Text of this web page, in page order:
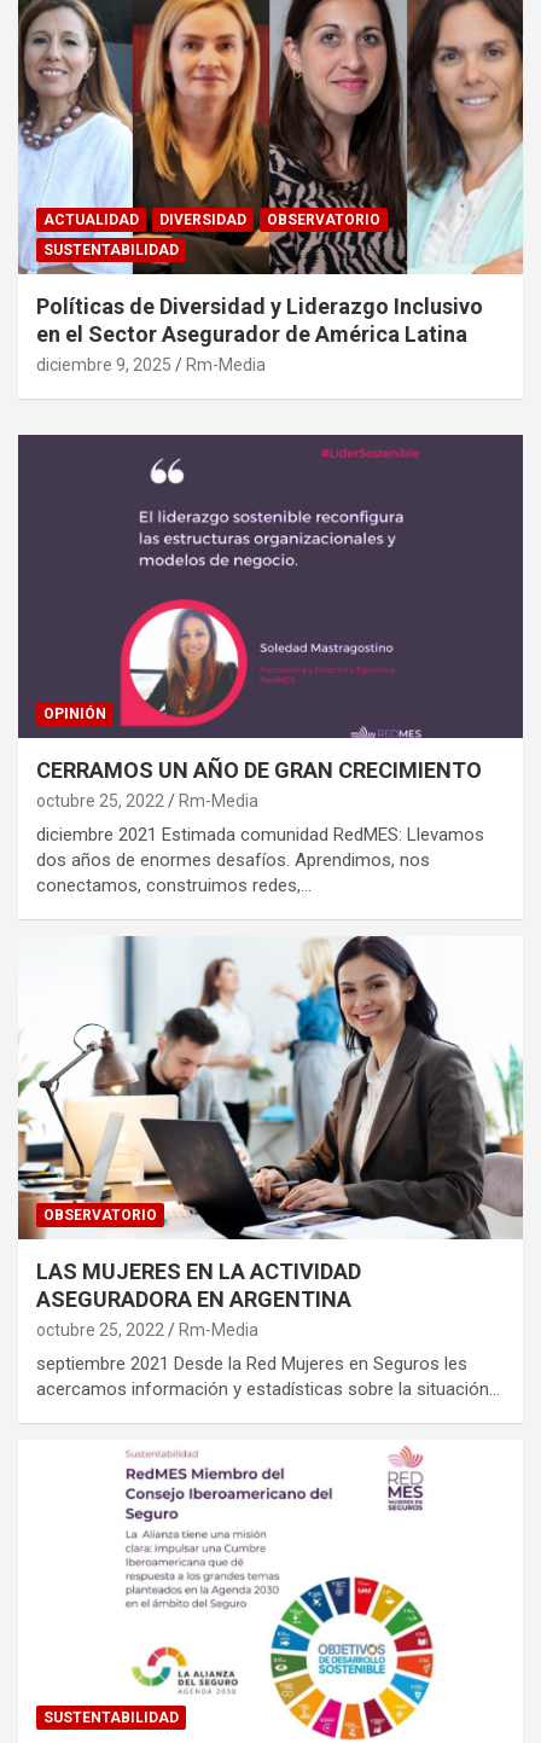
ACTUALIDAD DIVERSIDAD
OBSERVATORIO
SUSTENTABILIDAD
Políticas de Diversidad y Liderazgo Inclusivo
en el Sector Asegurador de América Latina
diciembre 9, 2025 Rm-Media
OPINIÓN
CERRAMOS UN AÑO DE GRAN CRECIMIENTO
octubre 25, 2022 Rm-Media
diciembre 2021 Estimada comunidad RedMES: Llevamos
dos años de enormes desafíos. Aprendimos, nos
conectamos, construimos redes,…
OBSERVATORIO
LAS MUJERES EN LA ACTIVIDAD
ASEGURADORA EN ARGENTINA
octubre 25, 2022 Rm-Media
septiembre 2021 Desde la Red Mujeres en Seguros les
acercamos información y estadísticas sobre la situación…
SUSTENTABILIDAD